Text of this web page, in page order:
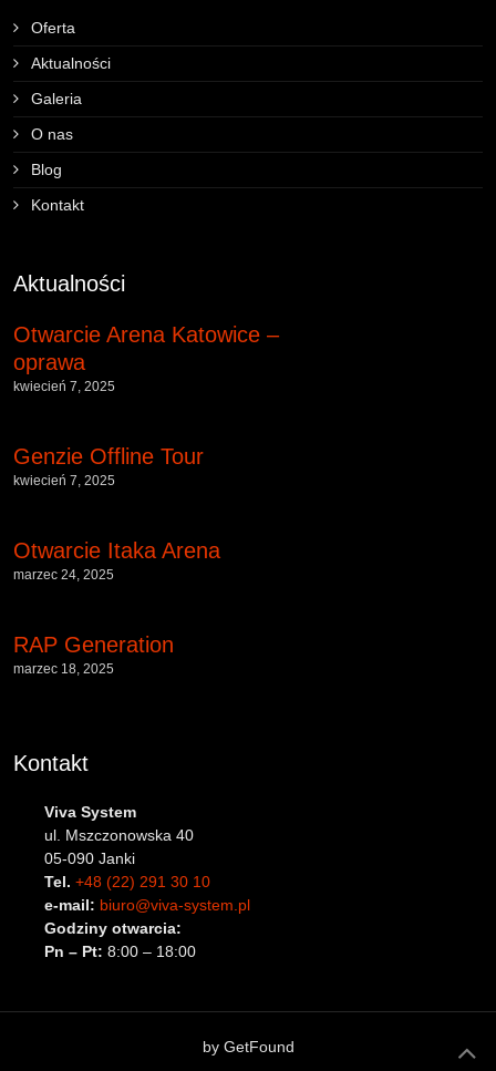
Oferta
Aktualności
Galeria
O nas
Blog
Kontakt
Aktualności
Otwarcie Arena Katowice –
oprawa
kwiecień 7, 2025
Genzie Offline Tour
kwiecień 7, 2025
Otwarcie Itaka Arena
marzec 24, 2025
RAP Generation
marzec 18, 2025
Kontakt
Viva System
ul. Mszczonowska 40
05-090 Janki
Tel. +48 (22) 291 30 10
e-mail: biuro@viva-system.pl
Godziny otwarcia:
Pn – Pt: 8:00 – 18:00
by GetFound